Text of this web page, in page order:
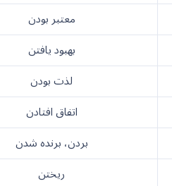
معتبر بودن
بهبود یافتن
لذت بودن
اتفاق افتادن
بردن، برنده شدن
ریختن